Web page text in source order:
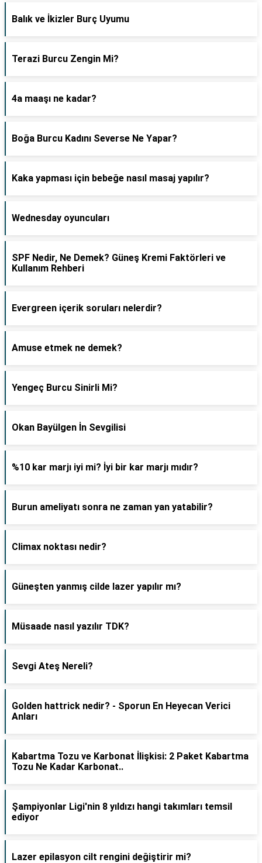
Balık ve İkizler Burç Uyumu
Terazi Burcu Zengin Mi?
4a maaşı ne kadar?
Boğa Burcu Kadını Severse Ne Yapar?
Kaka yapması için bebeğe nasıl masaj yapılır?
Wednesday oyuncuları
SPF Nedir, Ne Demek? Güneş Kremi Faktörleri ve
Kullanım Rehberi
Evergreen içerik soruları nelerdir?
Amuse etmek ne demek?
Yengeç Burcu Sinirli Mi?
Okan Bayülgen İn Sevgilisi
%10 kar marjı iyi mi? İyi bir kar marjı mıdır?
Burun ameliyatı sonra ne zaman yan yatabilir?
Climax noktası nedir?
Güneşten yanmış cilde lazer yapılır mı?
Müsaade nasıl yazılır TDK?
Sevgi Ateş Nereli?
Golden hattrick nedir? - Sporun En Heyecan Verici
Anları
Kabartma Tozu ve Karbonat İlişkisi: 2 Paket Kabartma
Tozu Ne Kadar Karbonat..
Şampiyonlar Ligi'nin 8 yıldızı hangi takımları temsil
ediyor
Lazer epilasyon cilt rengini değiştirir mi?